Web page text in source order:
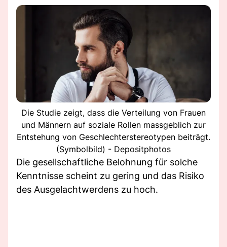
Die Studie zeigt, dass die Verteilung von Frauen
und Männern auf soziale Rollen massgeblich zur
Entstehung von Geschlechterstereotypen beiträgt.
(Symbolbild) - Depositphotos
Die gesellschaftliche Belohnung für solche
Kenntnisse scheint zu gering und das Risiko
des Ausgelachtwerdens zu hoch.